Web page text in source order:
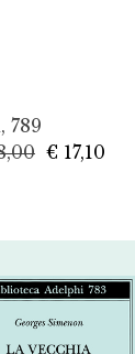
789
€ 17,10